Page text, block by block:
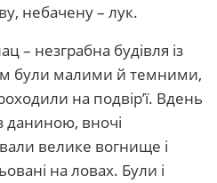
небачену – лук.
– незграбна будівля із
були малими й темними,
на подвір’ї. Вдень
даниною, вночі
велике вогнище і
на ловах. Були і